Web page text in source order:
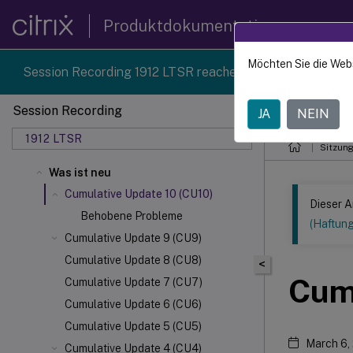
Produktdokumentation
Session Recording 1912 LTSR reached end-of-life on
Session Recording
1912 LTSR
Was ist neu
Cumulative Update 10 (CU10)
Behobene Probleme
Cumulative Update 9 (CU9)
Cumulative Update 8 (CU8)
Cumulative Update 7 (CU7)
Cumulative Update 6 (CU6)
Cumulative Update 5 (CU5)
Cumulative Update 4 (CU4)
Dieser Inhalt
<
Dieser
March
Möchten Sie die
JA NEIN